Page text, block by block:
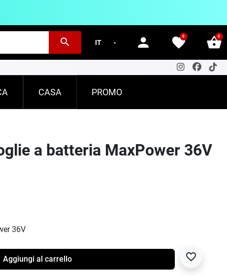
search person favorite
0 shopping_basket
0
CASA PROMO
a batteria MaxPower 36V
36V
Aggiungi al carrello favorite_border